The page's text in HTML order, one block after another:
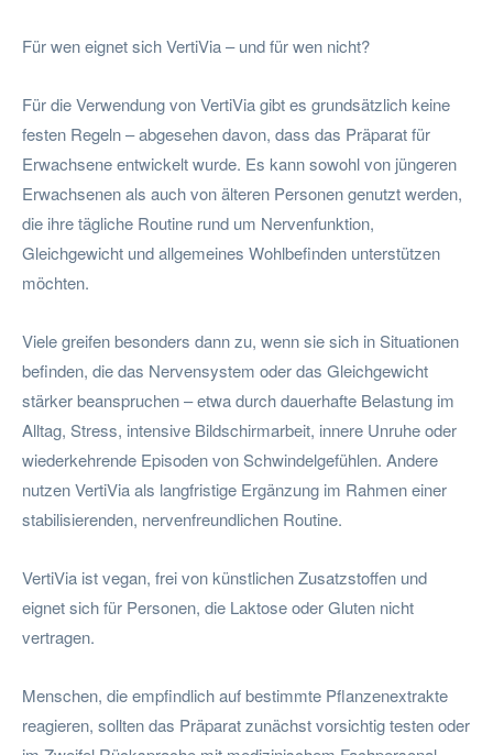
Für wen eignet sich VertiVia – und für wen nicht?
Für die Verwendung von VertiVia gibt es grundsätzlich keine
festen Regeln – abgesehen davon, dass das Präparat für
Erwachsene entwickelt wurde. Es kann sowohl von jüngeren
Erwachsenen als auch von älteren Personen genutzt werden,
die ihre tägliche Routine rund um Nervenfunktion,
Gleichgewicht und allgemeines Wohlbefinden unterstützen
möchten.
Viele greifen besonders dann zu, wenn sie sich in Situationen
befinden, die das Nervensystem oder das Gleichgewicht
stärker beanspruchen – etwa durch dauerhafte Belastung im
Alltag, Stress, intensive Bildschirmarbeit, innere Unruhe oder
wiederkehrende Episoden von Schwindelgefühlen. Andere
nutzen VertiVia als langfristige Ergänzung im Rahmen einer
stabilisierenden, nervenfreundlichen Routine.
VertiVia ist vegan, frei von künstlichen Zusatzstoffen und
eignet sich für Personen, die Laktose oder Gluten nicht
vertragen.
Menschen, die empfindlich auf bestimmte Pflanzenextrakte
reagieren, sollten das Präparat zunächst vorsichtig testen oder